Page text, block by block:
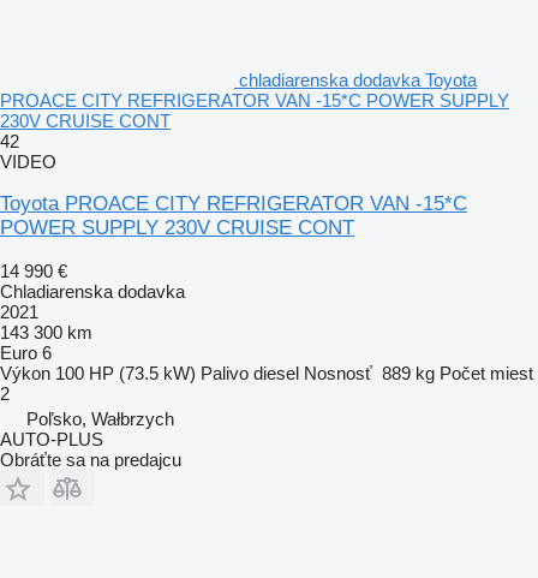
chladiarenska dodavka Toyota
PROACE CITY REFRIGERATOR VAN -15*C POWER SUPPLY
230V CRUISE CONT
42
VIDEO
Toyota PROACE CITY REFRIGERATOR VAN -15*C
POWER SUPPLY 230V CRUISE CONT
14 990 €
Chladiarenska dodavka
2021
143 300 km
Euro 6
Výkon 100 HP (73.5 kW) Palivo diesel Nosnosť 889 kg Počet miest
2
Poľsko, Wałbrzych
AUTO-PLUS
Obráťte sa na predajcu